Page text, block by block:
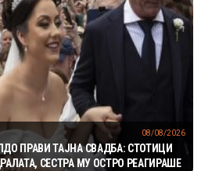
ПРАВИ ТАЈНА СВАДБА: СТОТИЦИ
СЕСТРА МУ ОСТРО РЕАГИРАШЕ
08/08/2026